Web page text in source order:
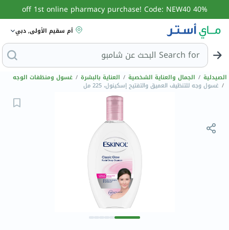
40% off 1st online pharmacy purchase! Code: NEW40
أم سقيم الأولى, دبي
Search for
الصيدلية / الجمال والعناية الشخصية / العناية بالبشرة / غسول ومنظفات الوجه
/ غسول وجه للتنظيف العميق والتفتيح إسكينول، 225 مل